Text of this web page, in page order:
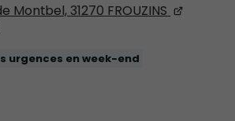
Montbel,31270 FROUZINS
urgences en week-end